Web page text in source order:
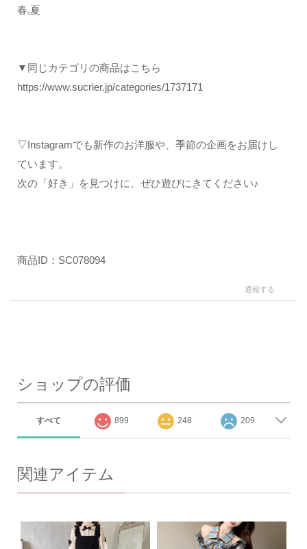
春,夏
▼同じカテゴリの商品はこちら
https://www.sucrier.jp/categories/1737171
▽Instagramでも新作のお洋服や、季節の企画をお届けし
ています。
次の「好き」を見つけに、ぜひ遊びにきてください♪
商品ID：SC078094
通報する
ショップの評価
すべて 899 248 209
関連アイテム